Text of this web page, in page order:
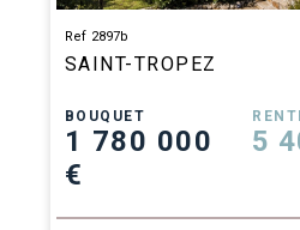
Ref 2897b
SAINT-TROPEZ
BOUQUET
1 780 000
€
5